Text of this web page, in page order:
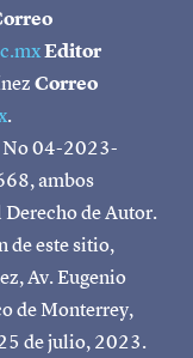
Editor
Correo
.
No 04-2023-
ambos
de Autor.
de este sitio,
Av. Eugenio
de Monterrey,
de julio, 2023.